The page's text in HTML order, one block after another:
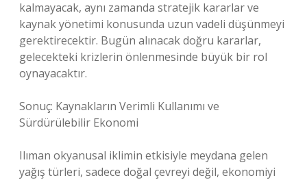
kalmayacak, aynı zamanda stratejik kararlar ve
kaynak yönetimi konusunda uzun vadeli düşünmeyi
gerektirecektir. Bugün alınacak doğru kararlar,
gelecekteki krizlerin önlenmesinde büyük bir rol
oynayacaktır.
Sonuç: Kaynakların Verimli Kullanımı ve
Sürdürülebilir Ekonomi
Ilıman okyanusal iklimin etkisiyle meydana gelen
yağış türleri, sadece doğal çevreyi değil, ekonomiyi